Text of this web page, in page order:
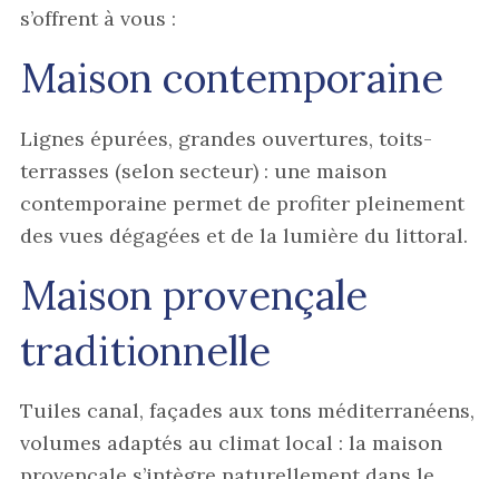
s’offrent à vous :
Maison contemporaine
Lignes épurées, grandes ouvertures, toits-
terrasses (selon secteur) : une maison
contemporaine permet de profiter pleinement
des vues dégagées et de la lumière du littoral.
Maison provençale
traditionnelle
Tuiles canal, façades aux tons méditerranéens,
volumes adaptés au climat local : la maison